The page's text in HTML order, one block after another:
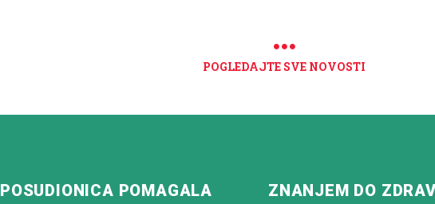
POGLEDAJTE SVE NOVOSTI
POSUDIONICA POMAGALA ZNANJEM DO